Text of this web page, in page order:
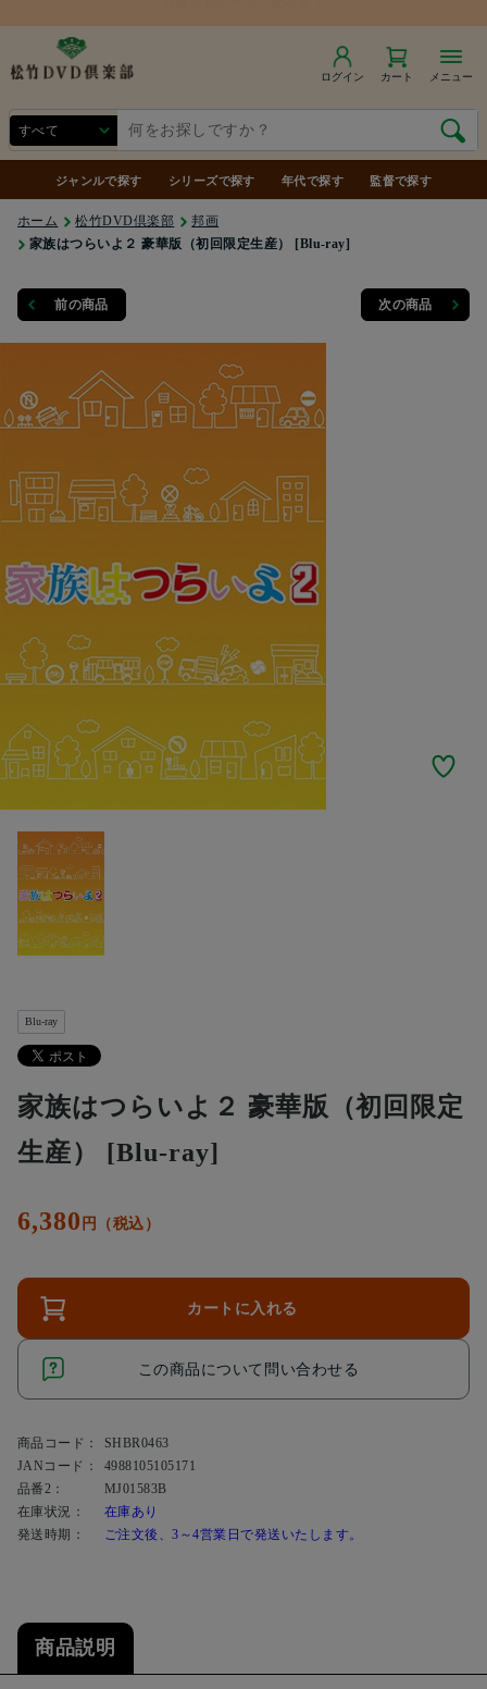
ログイン カート メニュー
ジャンルで探す シリーズで探す 年代で探す 監督で探す
ホーム 松竹DVD倶楽部
邦画
家族はつらいよ２ 豪華版（初回限定生産） [Blu-ray]
前の商品 次の商品
Blu-ray
家族はつらいよ２ 豪華版（初回限定
生産） [Blu-ray]
6,380 円（税込）
カートに入れる
この商品について問い合わせる
商品コード：
SHBR0463
JANコード：
4988105105171
品番2：
MJ01583B
在庫状況：
在庫あり
発送時期：
ご注文後、3～4営業日で発送いたします。
商品説明